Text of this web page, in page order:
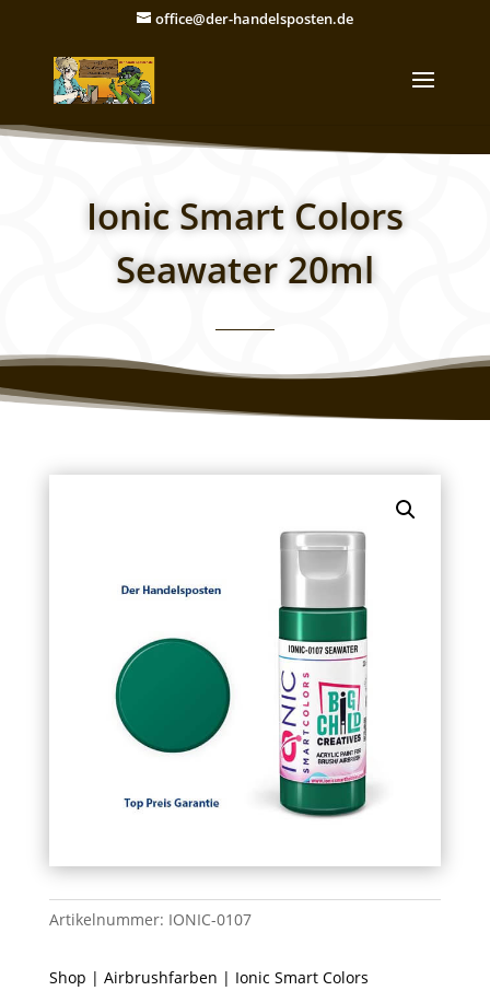
office@der-handelsposten.de
Ionic Smart Colors
Seawater 20ml
Artikelnummer: IONIC-0107
Shop | Airbrushfarben | Ionic Smart Colors